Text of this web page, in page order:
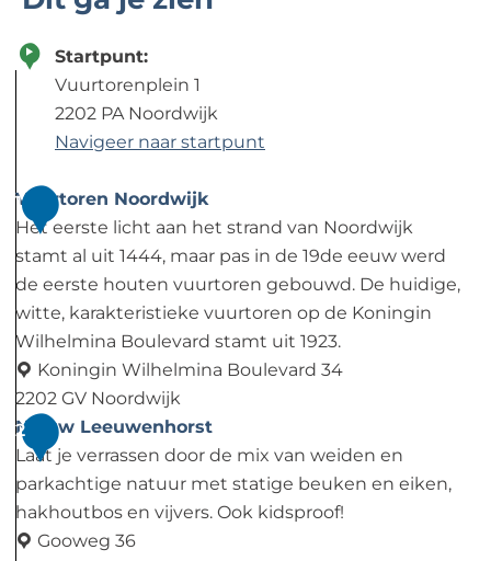
Startpunt:
Vuurtorenplein 1
2202 PA Noordwijk
Navigeer naar startpunt
1
Vuurtoren Noordwijk
Het eerste licht aan het strand van Noordwijk
stamt al uit 1444, maar pas in de 19de eeuw werd
de eerste houten vuurtoren gebouwd. De huidige,
witte, karakteristieke vuurtoren op de Koningin
Wilhelmina Boulevard stamt uit 1923.
Koningin Wilhelmina Boulevard 34
2202 GV Noordwijk
V
u
u
r
t
2
Nieuw Leeuwenhorst
Laat je verrassen door de mix van weiden en
parkachtige natuur met statige beuken en eiken,
hakhoutbos en vijvers. Ook kidsproof!
Gooweg 36